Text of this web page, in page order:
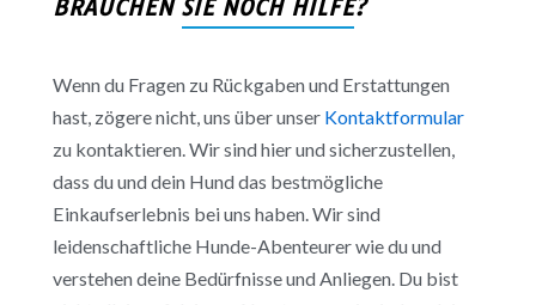
BRAUCHEN SIE NOCH HILFE?
Wenn du Fragen zu Rückgaben und Erstattungen
hast, zögere nicht, uns über unser Kontaktformular
zu kontaktieren. Wir sind hier und sicherzustellen,
dass du und dein Hund das bestmögliche
Einkaufserlebnis bei uns haben. Wir sind
leidenschaftliche Hunde-Abenteurer wie du und
verstehen deine Bedürfnisse und Anliegen. Du bist